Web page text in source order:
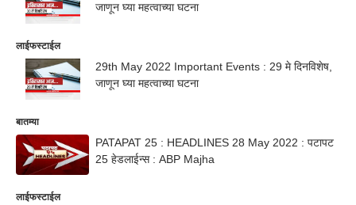
जाणून घ्या महत्वाच्या घटना
लाईफस्टाईल
29th May 2022 Important Events : 29 मे दिनविशेष,
जाणून घ्या महत्वाच्या घटना
बातम्या
PATAPAT 25 : HEADLINES 28 May 2022 : पटापट
25 हेडलाईन्स : ABP Majha
लाईफस्टाईल